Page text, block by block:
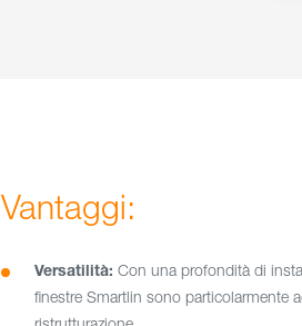
Vantaggi:
Versatilità: Con una profondità di
finestre Smartlin sono particolarmente